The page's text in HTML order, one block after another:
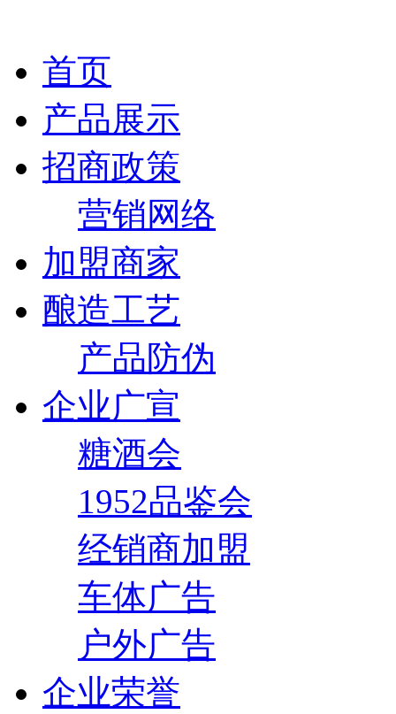
首页
产品展示
招商政策
营销网络
加盟商家
酿造工艺
产品防伪
企业广宣
糖酒会
1952品鉴会
经销商加盟
车体广告
户外广告
企业荣誉